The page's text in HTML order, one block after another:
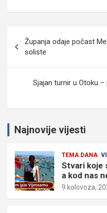
Navigacija
objava
Županja odaje počast
soliste
Sjajan turnir u Otoku –
Najnovije vijesti
TEMA DANA
Stvari koje
a kod nas
9 kolovoza,